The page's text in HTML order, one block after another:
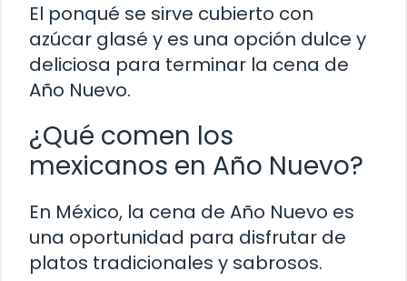
El ponqué se sirve cubierto con
azúcar glasé y es una opción dulce y
deliciosa para terminar la cena de
Año Nuevo.
¿Qué comen los
mexicanos en Año Nuevo?
En México, la cena de Año Nuevo es
una oportunidad para disfrutar de
platos tradicionales y sabrosos.